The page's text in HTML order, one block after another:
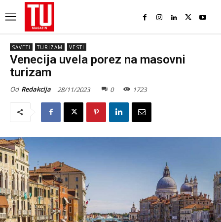
SAVETI TURIZAM VESTI
Venecija uvela porez na masovni
turizam
Od Redakcija 28/11/2023 0 1723